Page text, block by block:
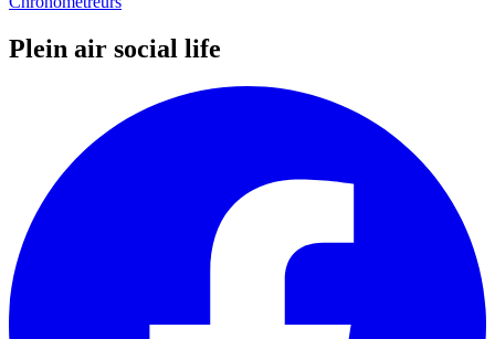
Plein air social life